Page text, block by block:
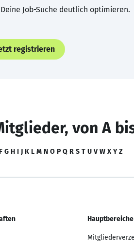
Job-Suche deutlich optimieren.
registrieren
von A
F G H I J K L M N O P Q R S T U V W X Y Z
Hauptbereiche